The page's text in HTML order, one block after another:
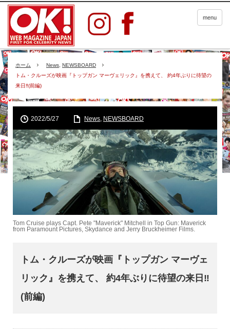
menu
ホーム News NEWSBOARD
トム・クルーズが映画『トップガン マーヴェリック』を携えて、 約4年ぶりに待望の
来日‼(前編)
2022/5/27 News NEWSBOARD
Tom Cruise plays Capt. Pete "Maverick" Mitchell in Top Gun: Maverick
from Paramount Pictures, Skydance and Jerry Bruckheimer Films.
トム・クルーズが映画『トップガン マーヴェ
リック』を携えて、 約4年ぶりに待望の来日‼
(前編)